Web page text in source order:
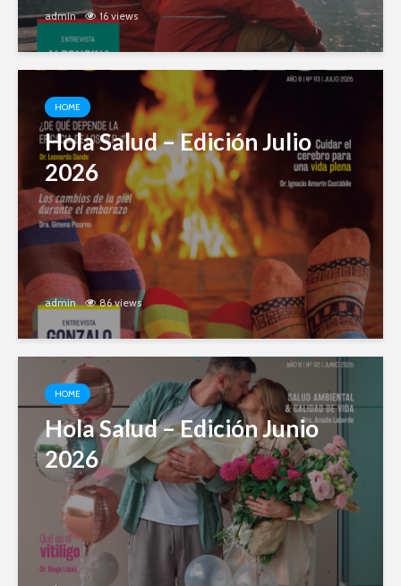
admin 16 views
HOME
Hola Salud – Edición Julio
2026
admin 86 views
HOME
Hola Salud – Edición Junio
2026